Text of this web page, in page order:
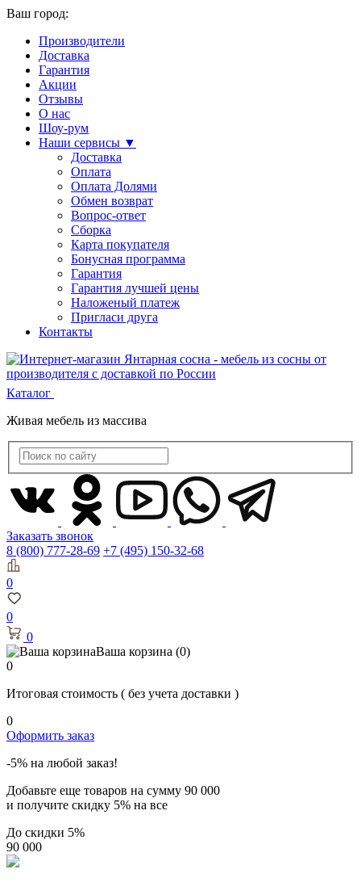
Ваш город:
Производители
Доставка
Гарантия
Акции
Отзывы
О нас
Шоу-рум
Наши сервисы ▼
Доставка
Оплата
Оплата Долями
Обмен возврат
Вопрос-ответ
Сборка
Карта покупателя
Бонусная программа
Гарантия
Гарантия лучшей цены
Наложеный платеж
Пригласи друга
Контакты
Каталог
Живая мебель из массива
Заказать звонок
8 (800) 777-28-69 +7 (495) 150-32-68
0
0
0
Ваша корзина (0)
0
Итоговая стоимость ( без учета доставки )
0
Оформить заказ
-5% на любой заказ!
Добавьте еще товаров на сумму 90 000
и получите скидку 5% на все
До скидки 5%
90 000